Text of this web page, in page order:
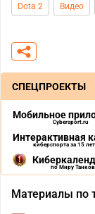
Dota 2 Видео
СПЕЦПРОЕКТЫ
Мобильное
Cybersport.ru
Интерактивная
киберспорта за 15 лет
по Миру Танков
Материалы по